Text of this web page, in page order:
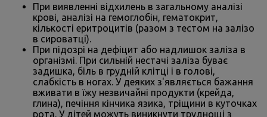
При виявленні відхилень в загальному аналізі
крові, аналізі на гемоглобін, гематокрит,
кількості еритроцитів (разом з тестом на залізо
в сироватці).
При підозрі на дефіцит або надлишок заліза в
організмі. При сильній нестачі заліза буває
задишка, біль в грудній клітці і в голові,
слабкість в ногах. У деяких з'являється бажання
вживати в їжу незвичайні продукти (крейда,
глина), печіння кінчика язика, тріщини в куточках
рота. У дітей можуть виникнути труднощі з